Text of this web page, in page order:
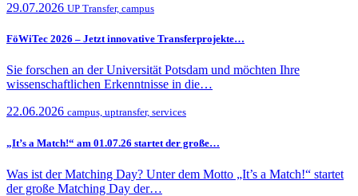
29.07.2026 UP Transfer, campus
FöWiTec 2026 – Jetzt innovative Transferprojekte…
Sie forschen an der Universität Potsdam und möchten Ihre
wissenschaftlichen Erkenntnisse in die…
22.06.2026 campus, uptransfer, services
„It’s a Match!“ am 01.07.26 startet der große…
Was ist der Matching Day? Unter dem Motto „It’s a Match!“ startet
der große Matching Day der…